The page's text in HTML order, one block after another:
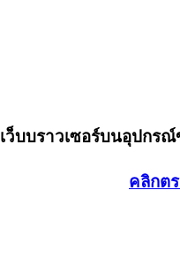
เว็บบราวเซอร์บนอุปกร
คลิกต